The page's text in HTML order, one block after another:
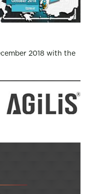
2018 with the